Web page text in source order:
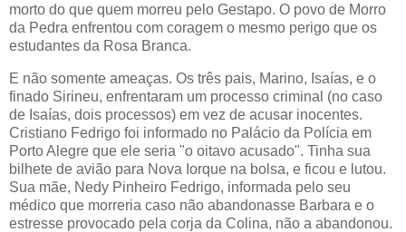
morto do que quem morreu pelo Gestapo. O povo de Morro
da Pedra enfrentou com coragem o mesmo perigo que os
estudantes da Rosa Branca.
E não somente ameaças. Os três pais, Marino, Isaías, e o
finado Sirineu, enfrentaram um processo criminal (no caso
de Isaías, dois processos) em vez de acusar inocentes.
Cristiano Fedrigo foi informado no Palácio da Polícia em
Porto Alegre que ele seria "o oitavo acusado". Tinha sua
bilhete de avião para Nova Iorque na bolsa, e ficou e lutou.
Sua mãe, Nedy Pinheiro Fedrigo, informada pelo seu
médico que morreria caso não abandonasse Barbara e o
estresse provocado pela corja da Colina, não a abandonou.